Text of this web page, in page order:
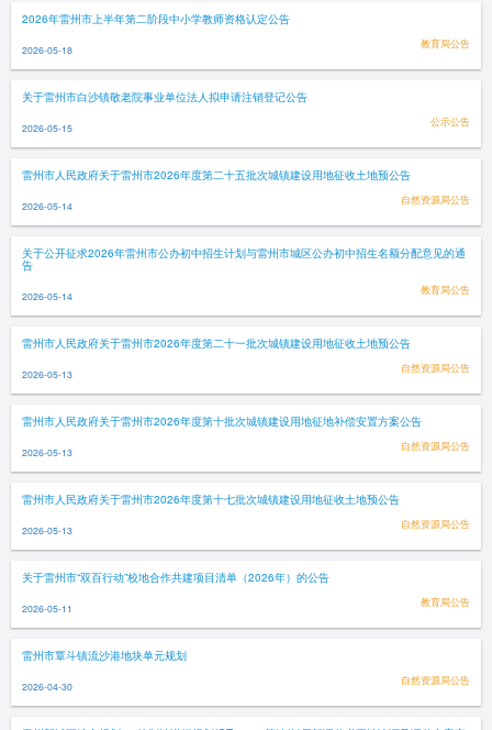
2026年雷州市上半年第二阶段中小学教师资格认定公告
2026-05-18 教育局公告
关于雷州市白沙镇敬老院事业单位法人拟申请注销登记公告
2026-05-15 公示公告
雷州市人民政府关于雷州市2026年度第二十五批次城镇建设用地征收土地预公告
2026-05-14 自然资源局公告
关于公开征求2026年雷州市公办初中招生计划与雷州市城区公办初中招生名额分配意见的通
告
2026-05-14 教育局公告
雷州市人民政府关于雷州市2026年度第二十一批次城镇建设用地征收土地预公告
2026-05-13 自然资源局公告
雷州市人民政府关于雷州市2026年度第十批次城镇建设用地征地补偿安置方案公告
2026-05-13 自然资源局公告
雷州市人民政府关于雷州市2026年度第十七批次城镇建设用地征收土地预公告
2026-05-13 自然资源局公告
关于雷州市“双百行动”校地合作共建项目清单（2026年）的公告
2026-05-11 教育局公告
雷州市覃斗镇流沙港地块单元规划
2026-04-30 自然资源局公告